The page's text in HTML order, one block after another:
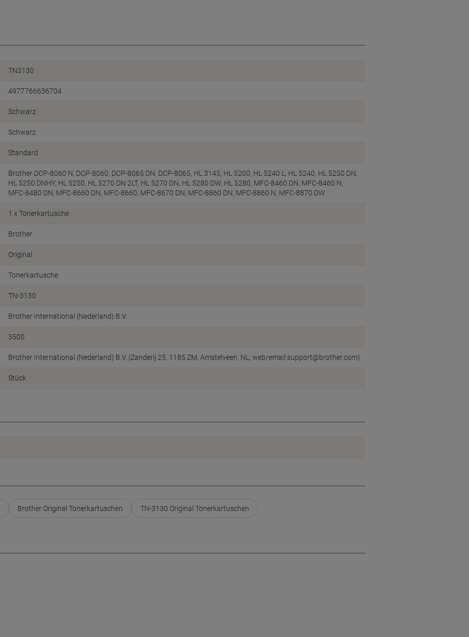
TN3130
4977766636704
Schwarz
Schwarz
Standard
Brother DCP-8060 N, DCP-8060, DCP-8065 DN, DCP-8065, HL 3145, HL 5200, HL 5240 L, HL 5240, HL 5250 DN,
HL 5250 DNHY, HL 5250, HL 5270 DN 2LT, HL 5270 DN, HL 5280 DW, HL 5280, MFC-8460 DN, MFC-8460 N,
MFC-8480 DN, MFC-8660 DN, MFC-8660, MFC-8670 DN, MFC-8860 DN, MFC-8860 N, MFC-8870 DW
1 x Tonerkartusche
Brother
Original
Tonerkartusche
TN-3130
Brother International (Nederland) B.V.
3500
Brother International (Nederland) B.V. (Zanderij 25, 1185 ZM, Amstelveen, NL, web/email:support@brother.com)
Stück
Brother Original Tonerkartuschen TN-3130 Original Tonerkartuschen